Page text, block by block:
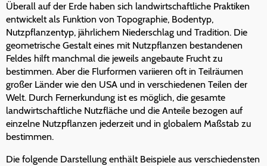
Überall auf der Erde haben sich landwirtschaftliche Praktiken
entwickelt als Funktion von Topographie, Bodentyp,
Nutzpflanzentyp, jährlichem Niederschlag und Tradition. Die
geometrische Gestalt eines mit Nutzpflanzen bestandenen
Feldes hilft manchmal die jeweils angebaute Frucht zu
bestimmen. Aber die Flurformen variieren oft in Teilräumen
großer Länder wie den USA und in verschiedenen Teilen der
Welt. Durch Fernerkundung ist es möglich, die gesamte
landwirtschaftliche Nutzfläche und die Anteile bezogen auf
einzelne Nutzpflanzen jederzeit und in globalem Maßstab zu
bestimmen.
Die folgende Darstellung enthält Beispiele aus verschiedensten